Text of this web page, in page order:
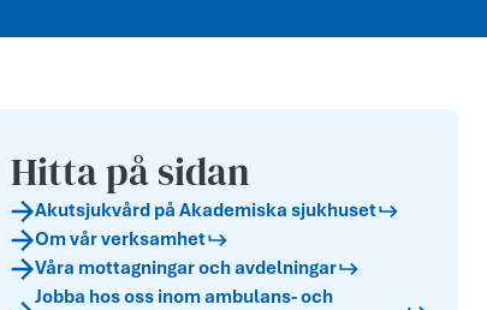
Hitta på sidan
Akutsjukvård på Akademiska sjukhuset
Om vår verksamhet
Våra mottagningar och avdelningar
Jobba hos oss inom ambulans- och